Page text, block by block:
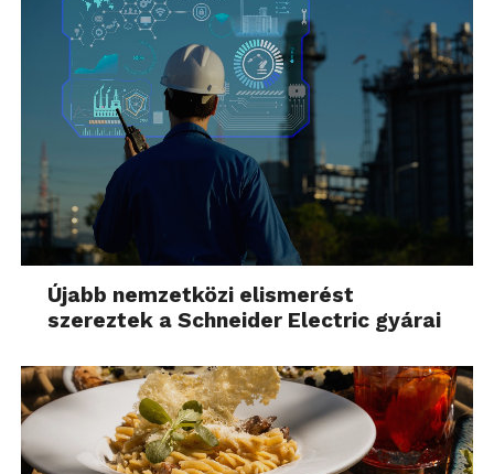
Újabb nemzetközi elismerést
szereztek a Schneider Electric gyárai